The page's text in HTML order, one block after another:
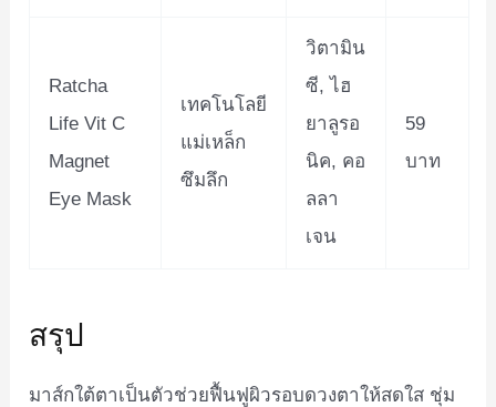
Ratcha
Life Vit C
Magnet
Eye Mask
เทคโนโลยี
แม่เหล็ก
ซึมลึก
วิตามิน
ซี, ไฮ
ยาลูรอ
นิค, คอ
ลลา
เจน
59
บาท
สรุป
มาส์กใต้ตาเป็นตัวช่วยฟื้นฟูผิวรอบดวงตาให้สดใส ชุ่ม